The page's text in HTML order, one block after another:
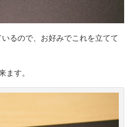
るので、お好みでこれを立てて
ます。